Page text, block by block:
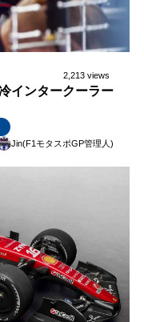
2,213 views
インタークーラー
Jin(F1モタスポGP管理人)